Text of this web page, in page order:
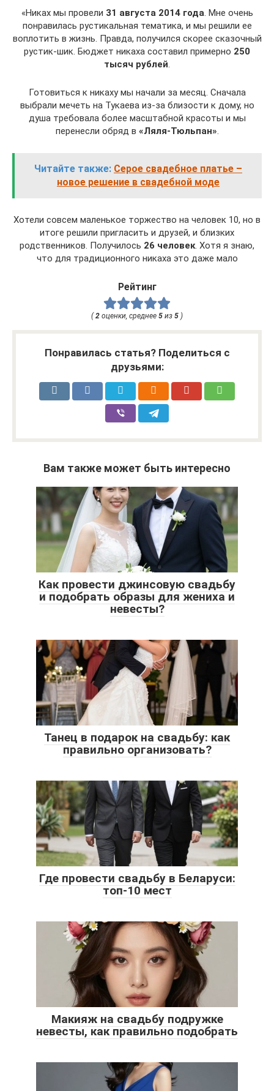
«Никах мы провели 31 августа 2014 года. Мне очень
понравилась рустикальная тематика, и мы решили ее
воплотить в жизнь. Правда, получился скорее сказочный
рустик-шик. Бюджет никаха составил примерно 250
тысяч рублей.
Готовиться к никаху мы начали за месяц. Сначала
выбрали мечеть на Тукаева из-за близости к дому, но
душа требовала более масштабной красоты и мы
перенесли обряд в «Ляля-Тюльпан».
Читайте также: Серое свадебное платье –
новое решение в свадебной моде
Хотели совсем маленькое торжество на человек 10, но в
итоге решили пригласить и друзей, и близких
родственников. Получилось 26 человек. Хотя я знаю,
что для традиционного никаха это даже мало
Рейтинг
( 2 оценки, среднее 5 из 5 )
Понравилась статья? Поделиться с
друзьями:
Вам также может быть интересно
Как провести джинсовую свадьбу
и подобрать образы для жениха и
невесты?
Танец в подарок на свадьбу: как
правильно организовать?
Где провести свадьбу в Беларуси:
топ-10 мест
Макияж на свадьбу подружке
невесты, как правильно подобрать